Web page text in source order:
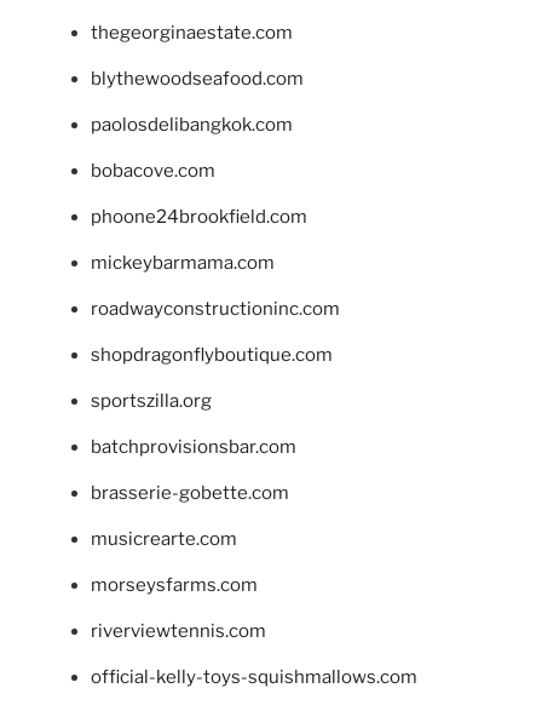
thegeorginaestate.com
blythewoodseafood.com
paolosdelibangkok.com
bobacove.com
phoone24brookfield.com
mickeybarmama.com
roadwayconstructioninc.com
shopdragonflyboutique.com
sportszilla.org
batchprovisionsbar.com
brasserie-gobette.com
musicrearte.com
morseysfarms.com
riverviewtennis.com
official-kelly-toys-squishmallows.com